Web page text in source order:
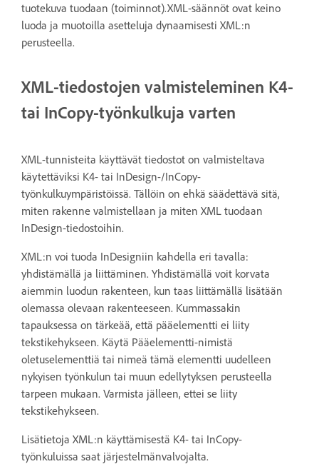
tuotekuva tuodaan (toiminnot).XML-säännöt ovat keino
luoda ja muotoilla asetteluja dynaamisesti XML:n
perusteella.
XML-tiedostojen valmisteleminen K4-
tai InCopy-työnkulkuja varten
XML-tunnisteita käyttävät tiedostot on valmisteltava
käytettäviksi K4- tai InDesign-/InCopy-
työnkulkuympäristöissä. Tällöin on ehkä säädettävä sitä,
miten rakenne valmistellaan ja miten XML tuodaan
InDesign-tiedostoihin.
XML:n voi tuoda InDesigniin kahdella eri tavalla:
yhdistämällä ja liittäminen. Yhdistämällä voit korvata
aiemmin luodun rakenteen, kun taas liittämällä lisätään
olemassa olevaan rakenteeseen. Kummassakin
tapauksessa on tärkeää, että pääelementti ei liity
tekstikehykseen. Käytä Pääelementti-nimistä
oletuselementtiä tai nimeä tämä elementti uudelleen
nykyisen työnkulun tai muun edellytyksen perusteella
tarpeen mukaan. Varmista jälleen, ettei se liity
tekstikehykseen.
Lisätietoja XML:n käyttämisestä K4- tai InCopy-
työnkuluissa saat järjestelmänvalvojalta.